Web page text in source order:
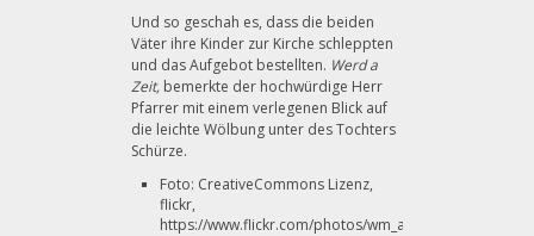
Und so geschah es, dass die beiden
Väter ihre Kinder zur Kirche schleppten
und das Aufgebot bestellten. Werd a
Zeit, bemerkte der hochwürdige Herr
Pfarrer mit einem verlegenen Blick auf
die leichte Wölbung unter des Tochters
Schürze.
Foto: CreativeCommons Lizenz,
flickr,
https://www.flickr.com/photos/wm_archiv/